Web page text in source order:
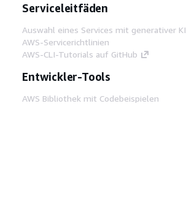
Serviceleitfäden
Auswahl eines Services mit generativer KI
AWS-Servicerichtlinien
AWS-CLI-Tutorials auf GitHub
Entwickler-Tools
AWS Bibliothek mit Codebeispielen